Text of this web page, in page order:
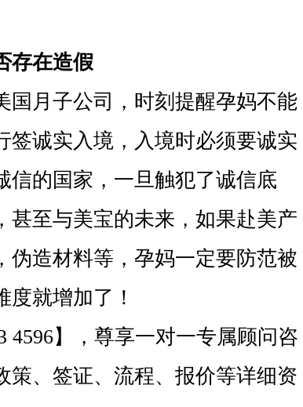
存在造假
月子公司，时刻提醒孕妈不能
签诚实入境，入境时必须要诚实
信的国家，一旦触犯了诚信底
甚至与美宝的未来，如果赴美产
伪造材料等，孕妈一定要防范被
就增加了！
】，尊享一对一专属顾问咨
策、签证、流程、报价等详细资